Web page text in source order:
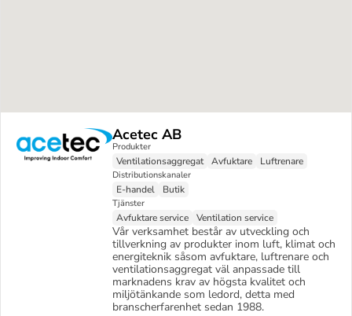
Acetec AB
Produkter
Ventilationsaggregat Avfuktare Luftrenare
Distributionskanaler
E-handel Butik
Tjänster
Avfuktare service Ventilation service
Vår verksamhet består av utveckling och
tillverkning av produkter inom luft, klimat och
energiteknik såsom avfuktare, luftrenare och
ventilationsaggregat väl anpassade till
marknadens krav av högsta kvalitet och
miljötänkande som ledord, detta med
branscherfarenhet sedan 1988.